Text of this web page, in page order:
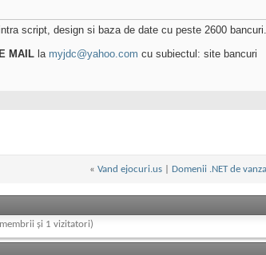
script, design si baza de date cu peste 2600 bancuri.
MAIL la myjdc@yahoo.com cu subiectul: site bancuri
« Vand ejocuri.us| Domenii .NET de
și 1 vizitatori)